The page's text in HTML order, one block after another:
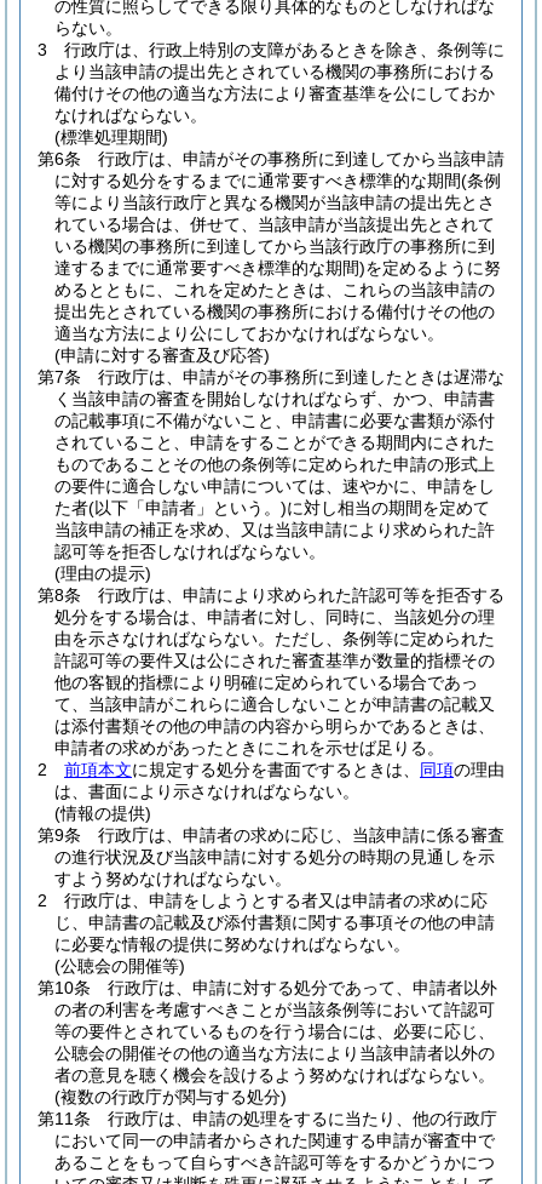
の性質に照らしてできる限り具体的なものとしなければな
らない。
3
行政庁は、行政上特別の支障があるときを除き、条例等に
より当該申請の提出先とされている機関の事務所における
備付けその他の適当な方法により審査基準を公にしておか
なければならない。
(標準処理期間)
第6条
行政庁は、申請がその事務所に到達してから当該申請
に対する処分をするまでに通常要すべき標準的な期間(条例
等により当該行政庁と異なる機関が当該申請の提出先とさ
れている場合は、併せて、当該申請が当該提出先とされて
いる機関の事務所に到達してから当該行政庁の事務所に到
達するまでに通常要すべき標準的な期間)を定めるように努
めるとともに、これを定めたときは、これらの当該申請の
提出先とされている機関の事務所における備付けその他の
適当な方法により公にしておかなければならない。
(申請に対する審査及び応答)
第7条
行政庁は、申請がその事務所に到達したときは遅滞な
く当該申請の審査を開始しなければならず、かつ、申請書
の記載事項に不備がないこと、申請書に必要な書類が添付
されていること、申請をすることができる期間内にされた
ものであることその他の条例等に定められた申請の形式上
の要件に適合しない申請については、速やかに、申請をし
た者(以下「申請者」という。)に対し相当の期間を定めて
当該申請の補正を求め、又は当該申請により求められた許
認可等を拒否しなければならない。
(理由の提示)
第8条
行政庁は、申請により求められた許認可等を拒否する
処分をする場合は、申請者に対し、同時に、当該処分の理
由を示さなければならない。 ただし、条例等に定められた
許認可等の要件又は公にされた審査基準が数量的指標その
他の客観的指標により明確に定められている場合であっ
て、当該申請がこれらに適合しないことが申請書の記載又
は添付書類その他の申請の内容から明らかであるときは、
申請者の求めがあったときにこれを示せば足りる。
2
前項本文に規定する処分を書面でするときは、 同項の理由
は、書面により示さなければならない。
(情報の提供)
第9条
行政庁は、申請者の求めに応じ、当該申請に係る審査
の進行状況及び当該申請に対する処分の時期の見通しを示
すよう努めなければならない。
2
行政庁は、申請をしようとする者又は申請者の求めに応
じ、申請書の記載及び添付書類に関する事項その他の申請
に必要な情報の提供に努めなければならない。
(公聴会の開催等)
第10条
行政庁は、申請に対する処分であって、申請者以外
の者の利害を考慮すべきことが当該条例等において許認可
等の要件とされているものを行う場合には、必要に応じ、
公聴会の開催その他の適当な方法により当該申請者以外の
者の意見を聴く機会を設けるよう努めなければならない。
(複数の行政庁が関与する処分)
第11条
行政庁は、申請の処理をするに当たり、他の行政庁
において同一の申請者からされた関連する申請が審査中で
あることをもって自らすべき許認可等をするかどうかにつ